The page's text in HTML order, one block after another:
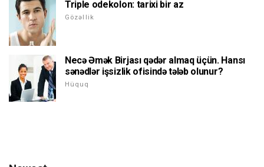
Triple odekolon: tarixi bir az
Gözəllik
Necə Əmək Birjası qədər almaq üçün. Hansı
sənədlər işsizlik ofisində tələb olunur?
Hüquq